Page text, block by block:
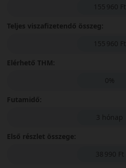
155 960 Ft
Teljes viszafizetendő összeg:
155 960 Ft
Elérhető THM:
0%
Futamidő:
3 hónap
Első részlet összege:
38 990 Ft